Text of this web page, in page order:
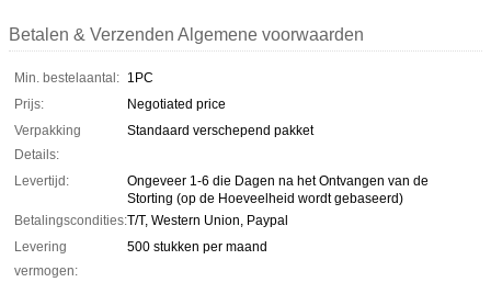
Betalen & Verzenden Algemene voorwaarden
Min. bestelaantal: 1PC
Prijs:
Negotiated price
Verpakking
Details:
Standaard verschepend pakket
Levertijd:
Ongeveer 1-6 die Dagen na het Ontvangen van de
Storting (op de Hoeveelheid wordt gebaseerd)
Betalingscondities:T/T, Western Union, Paypal
Levering
vermogen:
500 stukken per maand